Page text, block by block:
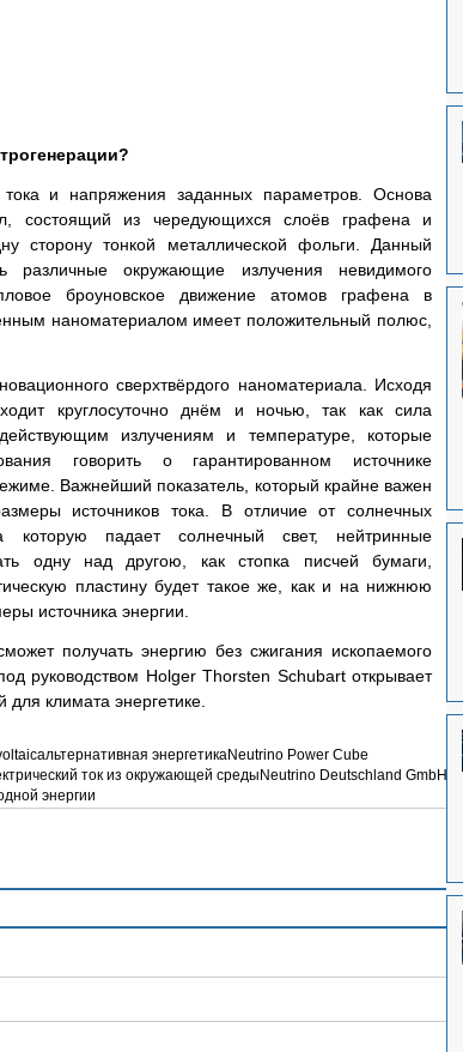
тока и напряжения заданных параметров. Основа
состоящий из чередующихся слоёв графена и
сторону тонкой металлической фольги. Данный
различные окружающие излучения невидимого
броуновское движение атомов графена в
наноматериалом имеет положительный полюс,
сверхтвёрдого наноматериала. Исходя
круглосуточно днём и ночью, так как сила
излучениям и температуре, которые
говорить о гарантированном источнике
Важнейший показатель, который крайне важен
источников тока. В отличие от солнечных
которую падает солнечный свет, нейтринные
одну над другою, как стопка писчей бумаги,
пластину будет такое же, как и на нижнюю
источника энергии.
получать энергию без сжигания ископаемого
руководством Holger Thorsten Schubart открывает
для климата энергетике.
альтернативная энергетикаNeutrino Power Cube
ток из окружающей среды Neutrino Deutschland GmbH
энергии